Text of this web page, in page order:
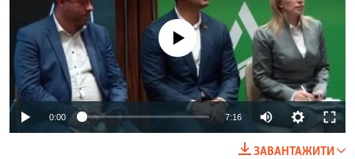
No media source currently available
0:00 7:16
ЗАВАНТАЖИТИ